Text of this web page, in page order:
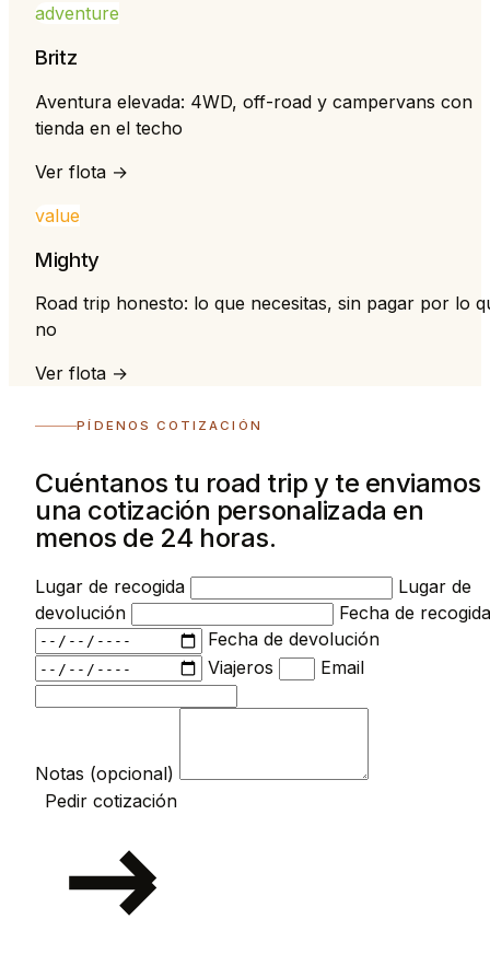
adventure
Britz
Aventura elevada: 4WD, off-road y campervans con
tienda en el techo
Ver flota →
value
Mighty
Road trip honesto: lo que necesitas, sin pagar por lo
no
Ver flota →
PÍDENOS COTIZACIÓN
Cuéntanos tu road trip y te enviamos
una cotización personalizada en
menos de 24 horas.
Lugar de recogida
Lugar de
devolución
Fecha de recogida
Fecha de devolución
Viajeros
Email
Notas (opcional)
Pedir cotización